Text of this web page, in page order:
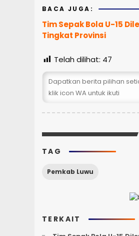
BACA JUGA:
Tim Sepak Bola U-15
Tingkat Provinsi
Telah dilihat: 47
Dapatkan berita pilihan
klik icon WA untuk ikuti
TAG
Pemkab Luwu
TERKAIT